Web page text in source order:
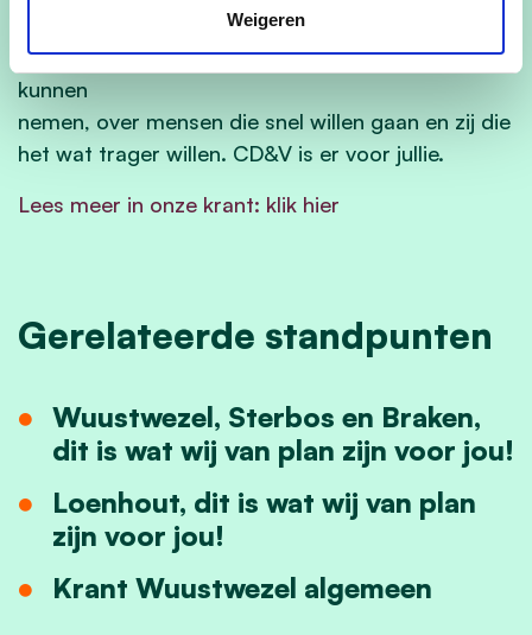
Weigeren
behoud van open ruimte en de kans op meer
groen, over luidop feesten en stilletjes afscheid
kunnen
nemen, over mensen die snel willen gaan en zij die
het wat trager willen. CD&V is er voor jullie.
Lees meer in onze krant: klik hier
Gerelateerde standpunten
Wuustwezel, Sterbos en Braken,
dit is wat wij van plan zijn voor jou!
Loenhout, dit is wat wij van plan
zijn voor jou!
Krant Wuustwezel algemeen